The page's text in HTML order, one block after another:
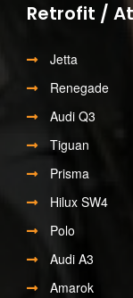
Retrofit /
Jetta
Renegade
Audi Q3
Tiguan
Prisma
Hilux SW4
Polo
Audi A3
Amarok